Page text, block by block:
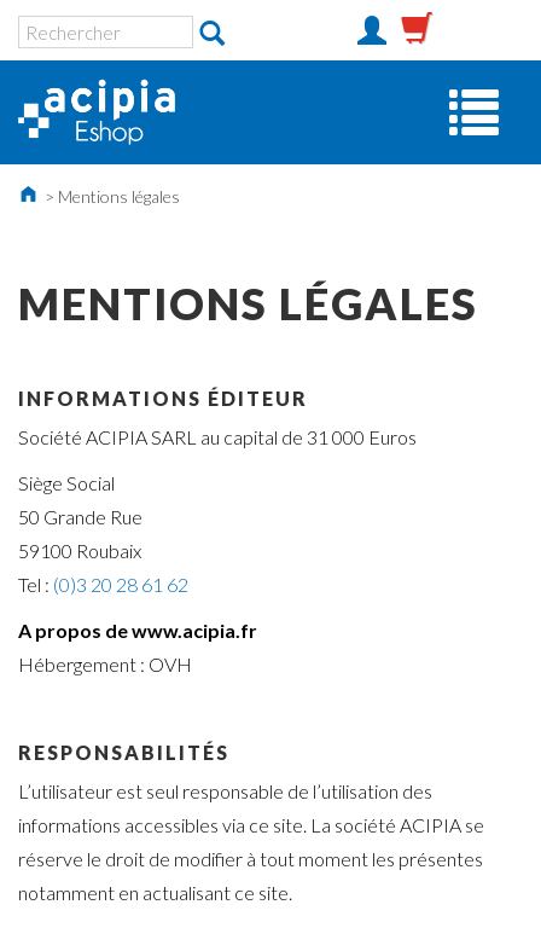
> Mentions légales
MENTIONS LÉGALES
INFORMATIONS ÉDITEUR
Société ACIPIA SARL au capital de 31 000 Euros
Siège Social
50 Grande Rue
59100 Roubaix
Tel : (0)3 20 28 61 62
A propos de www.acipia.fr
Hébergement : OVH
RESPONSABILITÉS
L’utilisateur est seul responsable de l’utilisation des
informations accessibles via ce site. La société ACIPIA se
réserve le droit de modifier à tout moment les présentes
notamment en actualisant ce site.